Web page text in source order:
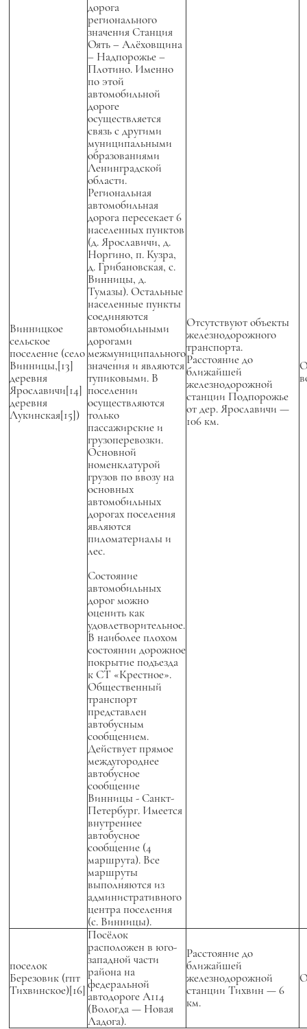
Винницкое
сельское
поселение (село
Винницы,[13]
деревня
Ярославичи[14]
деревня
Лукинская[15])
дорога
регионального
значения Станция
Оять – Алёховщина
– Надпорожье –
Плотино. Именно
по этой
автомобильной
дороге
осуществляется
связь с другими
муниципальными
образованиями
Ленинградской
области.
Региональная
автомобильная
дорога пересекает 6
населенных пунктов
(д. Ярославичи, д.
Норгино, п. Кузра,
д. Грибановская, с.
Винницы, д.
Тумазы). Остальные
населенные пункты
соединяются
автомобильными
дорогами
межмуниципального
значения и являются
тупиковыми. В
поселении
осуществляются
только
пассажирские и
грузоперевозки.
Основной
номенклатурой
грузов по ввозу на
основных
автомобильных
дорогах поселения
являются
пиломатериалы и
лес.
Состояние
автомобильных
дорог можно
оценить как
удовлетворительное.
В наиболее плохом
состоянии дорожное
покрытие подъезда
к СТ «Крестное».
Общественный
транспорт
представлен
автобусным
сообщением.
Действует прямое
междугороднее
автобусное
сообщение
Винницы - Санкт-
Петербург. Имеется
внутреннее
автобусное
сообщение (4
маршрута). Все
маршруты
выполняются из
административного
центра поселения
(с. Винницы).
Отсутствуют объекты
железнодорожного
транспорта.
Расстояние до
ближайшей
железнодорожной
станции Подпорожье
от дер. Ярославичи —
106 км.
поселок
Березовик (гпт
Тихвинское)[16]
Посёлок
расположен в юго-
западной части
района на
федеральной
автодороге А114
(Вологда — Новая
Ладога).
Расстояние до
ближайшей
железнодорожной
станции Тихвин — 6
км.